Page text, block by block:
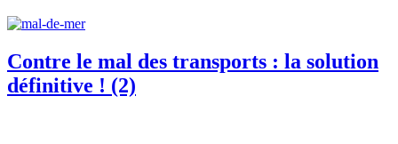
Contre le mal des transports : la solution
définitive ! (2)